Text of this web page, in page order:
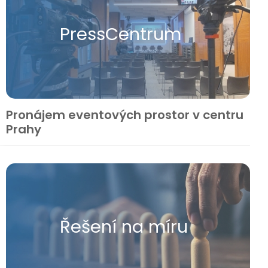
Press​Centrum
Pronájem eventových prostor v centru
Prahy
Řešení na míru